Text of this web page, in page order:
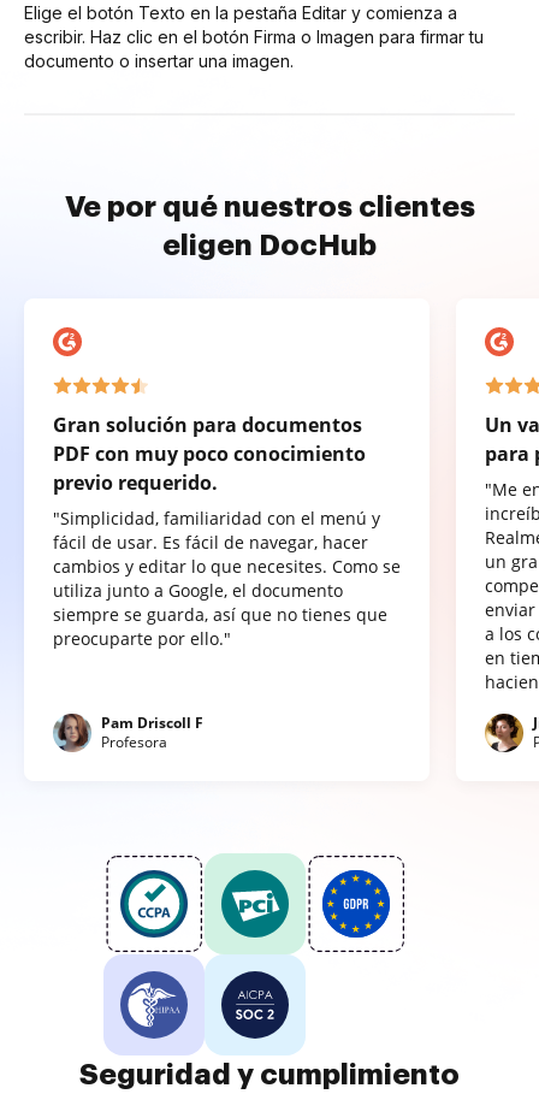
Elige el botón Texto en la pestaña Editar y comienza a
escribir. Haz clic en el botón Firma o Imagen para firmar tu
documento o insertar una imagen.
Ve por qué nuestros clientes
eligen DocHub
Gran solución para documentos
PDF con muy poco conocimiento
previo requerido.
"Simplicidad, familiaridad con el menú y
fácil de usar. Es fácil de navegar, hacer
cambios y editar lo que necesites. Como se
utiliza junto a Google, el documento
siempre se guarda, así que no tienes que
preocuparte por ello."
Pam Driscoll F
Profesora
Un
para
"Me
un
a los
en
Seguridad y cumplimiento